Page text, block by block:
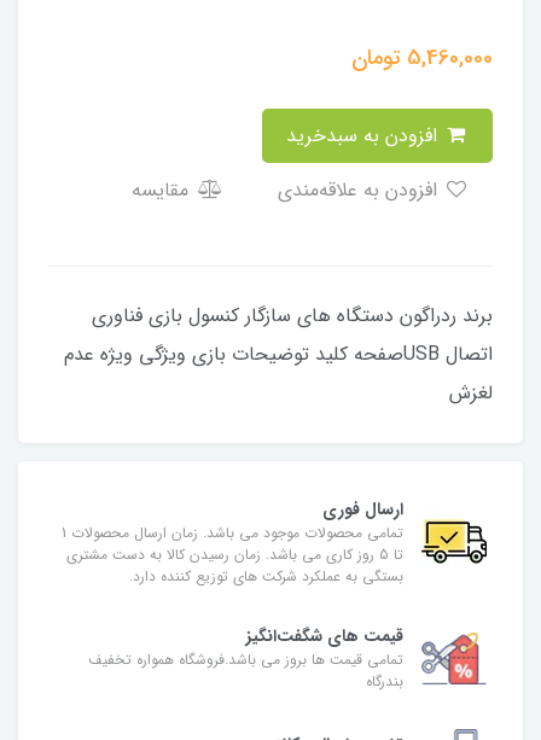
5,460,000 تومان
مقایسه
برند ردراگون دستگاه های سازگار کنسول بازی فناوری
اتصال USBصفحه کلید توضیحات بازی ویژگی ویژه عدم
لغزش
ارسال فوری
تمامی محصولات موجود می باشد. زمان ارسال محصولات 1
تا 5 روز کاری می باشد. زمان رسیدن کالا به دست مشتری
بستگی به عملکرد شرکت های توزیع کننده دارد.
قیمت های شگفت‌انگیز
تمامی قیمت ها بروز می باشد.فروشگاه همواره تخفیف
بندرگاه